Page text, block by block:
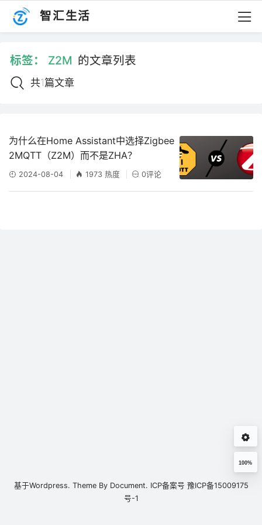
智汇生活
标签： Z2M 的文章列表
共1篇文章
为什么在Home Assistant中选择Zigbee
2MQTT（Z2M）而不是ZHA？
2024-08-04 1973 热度 0评论
100%
基于Wordpress. Theme By Document. ICP备案号 豫ICP备15009175
号-1